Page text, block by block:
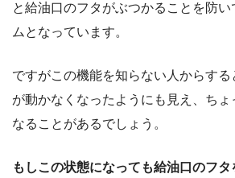
と給油口のフタがぶつかることを防
ムとなっています。
ですがこの機能を知らない人からす
が動かなくなったようにも見え、ち
なることがあるでしょう。
もしこの状態になっても給油口のフ